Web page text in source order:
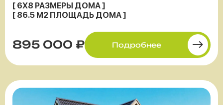
[ 6X8 РАЗМЕРЫ ДОМА ]
[ 86.5 М2 ПЛОЩАДЬ ДОМА ]
895 000 ₽ Подробнее